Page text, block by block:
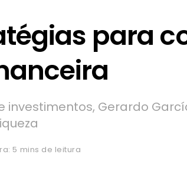
para
investimentos, Gerardo
5 mins de leitura